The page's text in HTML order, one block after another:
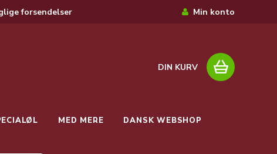
forsendelser Min konto
DIN KURV
MED MERE DANSK WEBSHOP